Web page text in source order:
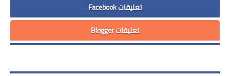
تعليقات Facebook
تعليقات Blogger